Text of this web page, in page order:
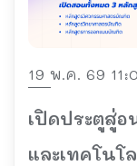
19 พ.ค. 69
เปิดประตูสู่
และเทคโน